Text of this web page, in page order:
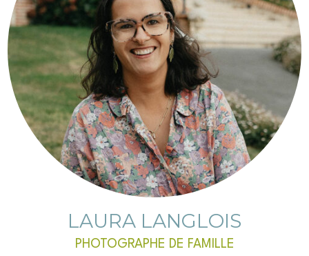
LAURA LANGLOIS
PHOTOGRAPHE DE FAMILLE